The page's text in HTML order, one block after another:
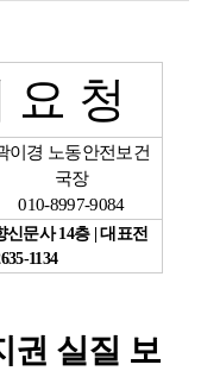
요 청
이경 노동안전보건
국장
010-8997-9084
신문사14층 |대표전
1134
권 실질 보